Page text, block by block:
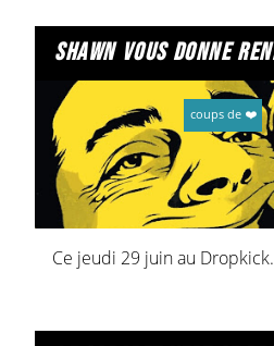
coups de ❤️
Ce jeudi 29 juin au Dropkick.